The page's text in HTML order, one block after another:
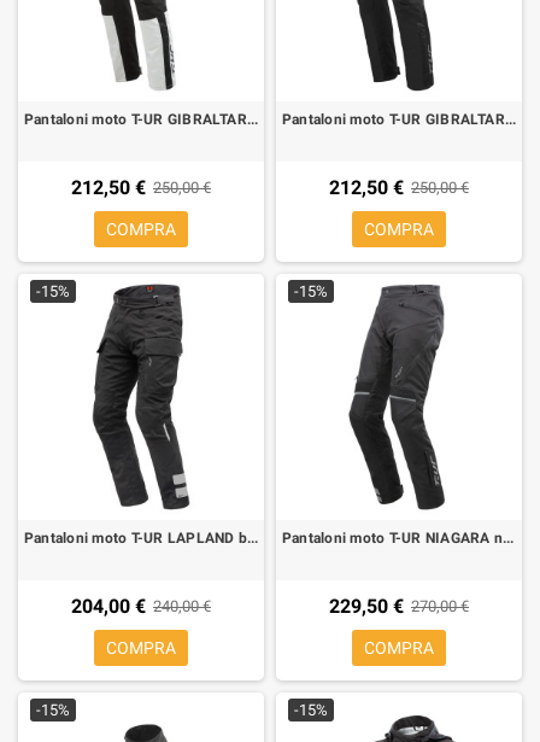
Pantaloni moto T-UR GIBRALTAR black light grey
212,50 € 250,00 €
COMPRA
Pantaloni moto T-UR GIBRALTAR neri
212,50 € 250,00 €
COMPRA
-15%
Pantaloni moto T-UR LAPLAND black
204,00 € 240,00 €
COMPRA
-15%
Pantaloni moto T-UR NIAGARA neri
229,50 € 270,00 €
COMPRA
-15% -15%